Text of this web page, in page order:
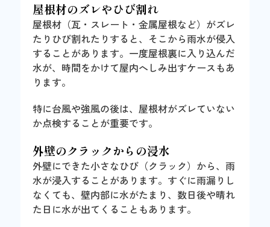
屋根材のズレやひび割れ
屋根材（瓦・スレート・金属屋根など）がズレ
たりひび割れたりすると、そこから雨水が侵入
することがあります。一度屋根裏に入り込んだ
水が、時間をかけて屋内へしみ出すケースもあ
ります。
特に台風や強風の後は、屋根材がズレていない
か点検することが重要です。
外壁のクラックからの浸水
外壁にできた小さなひび（クラック）から、雨
水が浸入することがあります。すぐに雨漏りし
なくても、壁内部に水がたまり、数日後や晴れ
た日に水が出てくることもあります。